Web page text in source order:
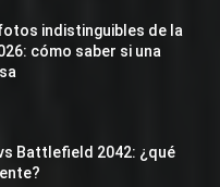
indistinguibles de la
cómo saber si una
Battlefield 2042: ¿qué